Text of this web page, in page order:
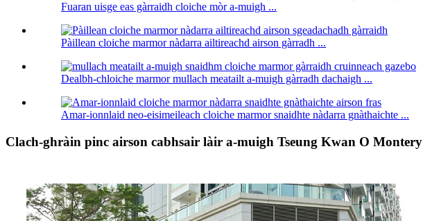
Fuaran uisge eas gàrraidh cloiche mòr a-muigh ...
Pàillean cloiche marmor nàdarra ailtireachd airson gàrradh ...
Dealbh-chloiche marmor mullach meatailt a-muigh gàrradh dachaigh ...
Amar-ionnlaid neo-eisimeileach cloiche marmor snaidhte nàdarra gnàthaichte ...
Clach-ghràin pinc airson cabhsair làir a-muigh Tseung Kwan O Montery